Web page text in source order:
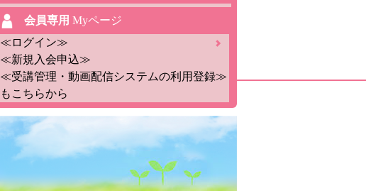
会員専用 Myページ
≪ログイン≫
≪新規入会申込≫
≪受講管理・動画配信システムの利用登録≫
もこちらから